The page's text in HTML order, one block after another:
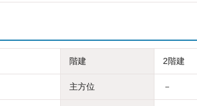
階建 2階建
主方位 －